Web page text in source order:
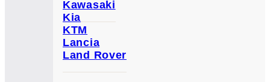
Kawasaki
Kia
KTM
Lancia
Land Rover